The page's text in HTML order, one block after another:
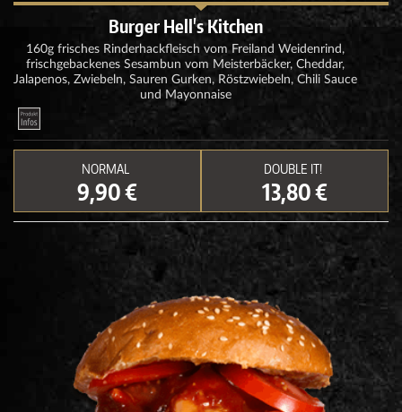
Burger Hell's Kitchen
160g frisches Rinderhackfleisch vom Freiland Weidenrind,
frischgebackenes Sesambun vom Meisterbäcker, Cheddar,
Jalapenos, Zwiebeln, Sauren Gurken, Röstzwiebeln, Chili Sauce
und Mayonnaise
NORMAL
9,90 €
DOUBLE IT!
13,80 €